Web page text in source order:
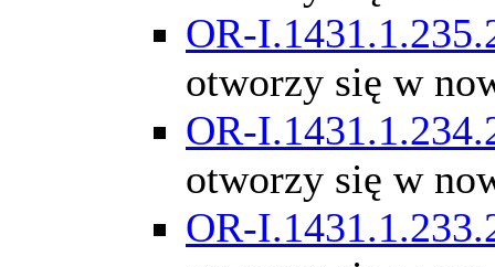
OR-
otworzy się w
OR-
otworzy się w
OR-